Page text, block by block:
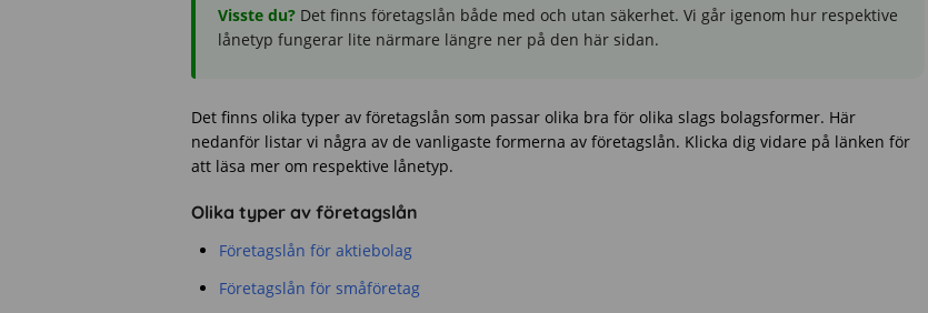
Visste du? Det finns företagslån både med och utan säkerhet. Vi går igenom hur respektive
lånetyp fungerar lite närmare längre ner på den här sidan.
Det finns olika typer av företagslån som passar olika bra för olika slags bolagsformer. Här
nedanför listar vi några av de vanligaste formerna av företagslån. Klicka dig vidare på länken för
att läsa mer om respektive lånetyp.
Olika typer av företagslån
Företagslån för aktiebolag
Företagslån för småföretag